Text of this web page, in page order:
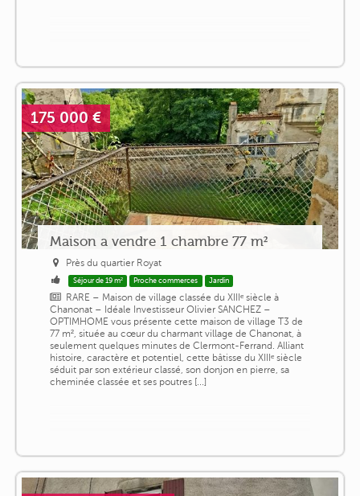
175 000 €
Maison a vendre 1 chambre 77 m²
Près du quartier Royat
Séjour de 19 m² Proche commerces Jardin
RARE – Maison de village classée du XIIIᵉ siècle à
Chanonat – Idéale Investisseur Olivier SANCHEZ –
OPTIMHOME vous présente cette maison de village T3 de
77 m², située au cœur du charmant village de Chanonat, à
seulement quelques minutes de Clermont-Ferrand. Alliant
histoire, caractère et potentiel, cette bâtisse du XIIIᵉ siècle
séduit par son extérieur classé, son donjon en pierre, sa
cheminée classée et ses poutres [...]